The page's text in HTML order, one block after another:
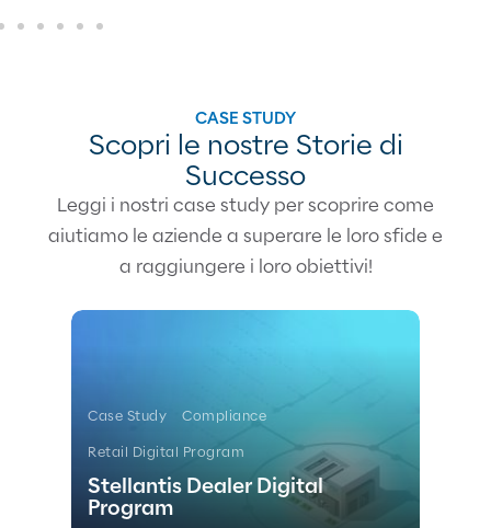
CASE STUDY
Scopri le nostre Storie di
Successo
Leggi i nostri case study per scoprire come
aiutiamo le aziende a superare le loro sfide e
a raggiungere i loro obiettivi!
Case Study Compliance
Retail Digital Program
Stellantis Dealer Digital
Program